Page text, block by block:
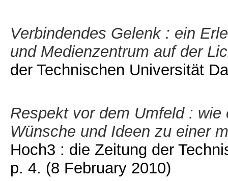
Verbindendes Gelenk : ein
und Medienzentrum auf der
der Technischen Universität
Respekt vor dem Umfeld :
Wünsche und Ideen zu einer
Hoch3 : die Zeitung der
p. 4. (8 February 2010)